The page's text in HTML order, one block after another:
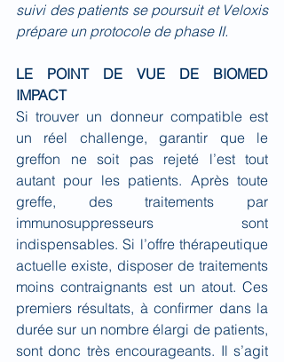
suivi des patients se poursuit et Veloxis
prépare un protocole de phase II.
LE POINT DE VUE DE BIOMED
IMPACT
Si trouver un donneur compatible est
un réel challenge, garantir que le
greffon ne soit pas rejeté l’est tout
autant pour les patients. Après toute
greffe, des traitements par
immunosuppresseurs sont
indispensables. Si l’offre thérapeutique
actuelle existe, disposer de traitements
moins contraignants est un atout. Ces
premiers résultats, à confirmer dans la
durée sur un nombre élargi de patients,
sont donc très encourageants. Il s’agit